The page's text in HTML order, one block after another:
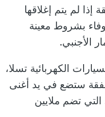
لم يتم إغلاقها
بشروط معينة
الأجنبي.
الكهربائية تسلا،
ستضع في يد أغنى
تضم ملايين